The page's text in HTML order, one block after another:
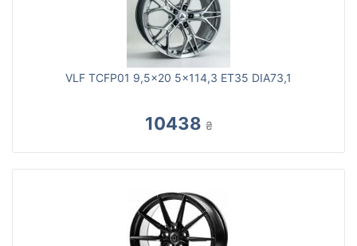
VLF TCFP01 9,5x20 5x114,3 ET35 DIA73,1
10438 ₴